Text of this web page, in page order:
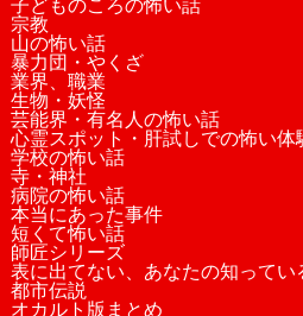
子どものころの怖い話
宗教
山の怖い話
暴力団・やくざ
業界、職業
生物・妖怪
芸能界・有名人の怖い話
心霊スポット・肝試しでの怖い体
学校の怖い話
寺・神社
病院の怖い話
本当にあった事件
短くて怖い話
師匠シリーズ
表に出てない、あなたの知ってい
都市伝説
オカルト版まとめ